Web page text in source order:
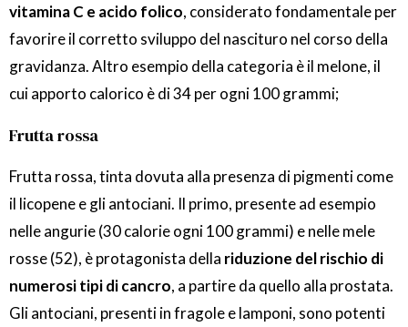
vitamina C e acido folico, considerato fondamentale per
favorire il corretto sviluppo del nascituro nel corso della
gravidanza. Altro esempio della categoria è il melone, il
cui apporto calorico è di 34 per ogni 100 grammi;
Frutta rossa
Frutta rossa, tinta dovuta alla presenza di pigmenti come
il licopene e gli antociani. Il primo, presente ad esempio
nelle angurie (30 calorie ogni 100 grammi) e nelle mele
rosse (52), è protagonista della riduzione del rischio di
numerosi tipi di cancro, a partire da quello alla prostata.
Gli antociani, presenti in fragole e lamponi, sono potenti